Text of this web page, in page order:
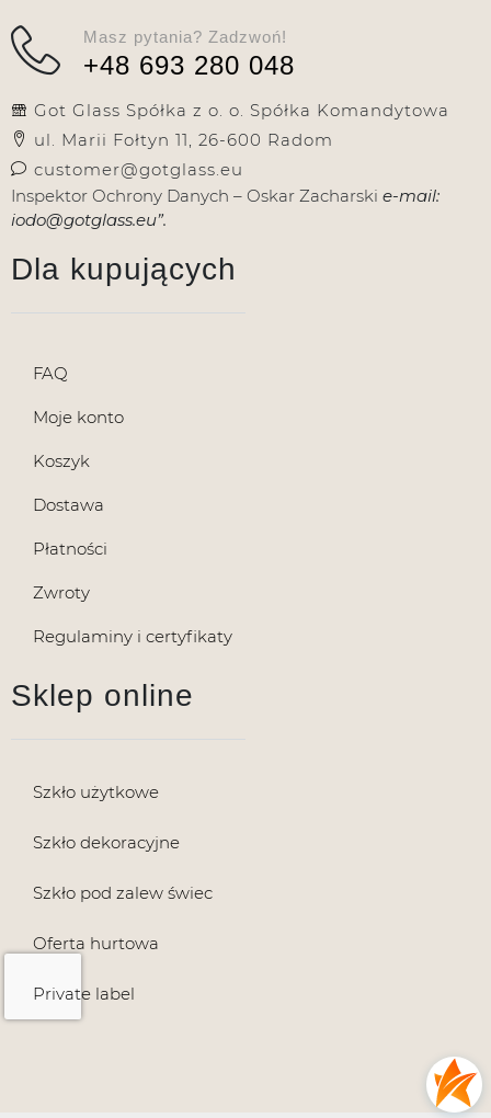
Masz pytania? Zadzwoń!
+48 693 280 048
Got Glass Spółka z o. o. Spółka Komandytowa
ul. Marii Fołtyn 11, 26-600 Radom
customer@gotglass.eu
Inspektor Ochrony Danych – Oskar Zacharski e-mail:
iodo@gotglass.eu”.
Dla kupujących
FAQ
Moje konto
Koszyk
Dostawa
Płatności
Zwroty
Regulaminy i certyfikaty
Sklep online
Szkło użytkowe
Szkło dekoracyjne
Szkło pod zalew świec
Oferta hurtowa
Private label